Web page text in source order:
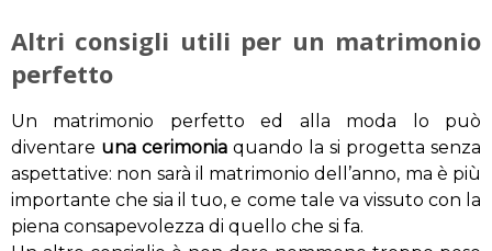
Altri consigli utili per un matrimonio
perfetto
Un matrimonio perfetto ed alla moda lo può
diventare una cerimonia quando la si progetta senza
aspettative: non sarà il matrimonio dell’anno, ma è più
importante che sia il tuo, e come tale va vissuto con la
piena consapevolezza di quello che si fa.